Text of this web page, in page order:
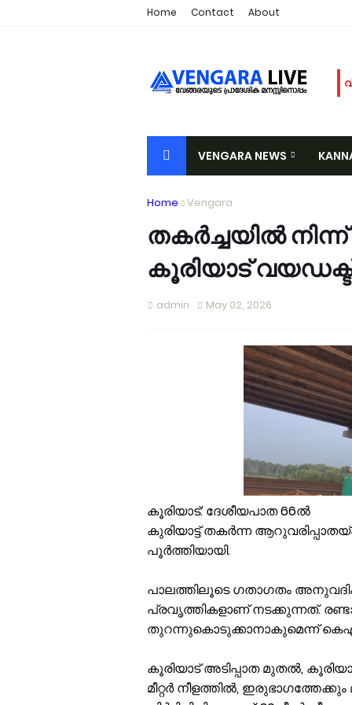
Home Contact About
VENGARA NEWS
VALIYORA
Home Vengara
തകർച്ചയിൽ
കൂരിയാട്
admin May 02, 2026
കൂരിയാട്: ദേശീയപാത 66ൽ
കുരിയാട്ട് തകർന്ന
പൂർത്തിയായി.
പാലത്തിലൂടെ ഗതാഗതം
പ്രവൃത്തികളാണ് നടക്കുന്നത്.
തുറന്നുകൊടുക്കാനാകുമെന്ന്
കൂരിയാട് അടിപ്പാത മുതൽ,
മീറ്റർ നീളത്തിൽ,